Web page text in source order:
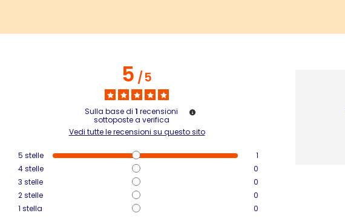
5/5
Sulla base di1 recensioni
sottoposte a verifica
Vedi tutte le recensioni su questo sito
5 stelle
1
4stelle
0
3 stelle
0
2stelle
0
1 stella 0